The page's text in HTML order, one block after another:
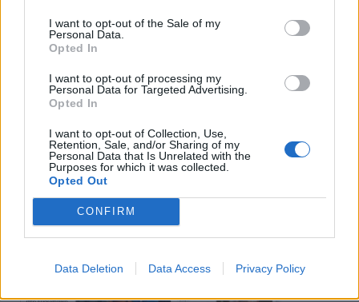
I want to opt-out of the Sale of my
Personal Data.
Opted In
I want to opt-out of processing my
Personal Data for Targeted Advertising.
Opted In
I want to opt-out of Collection, Use,
Retention, Sale, and/or Sharing of my
Personal Data that Is Unrelated with the
Purposes for which it was collected.
Opted Out
CONFIRM
Data Deletion Data Access Privacy Policy
Πρωινή